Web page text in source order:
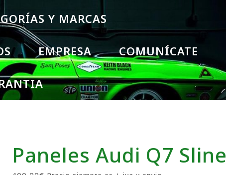
Y MARCAS
EMPRESA COMUNÍCATE
Paneles Audi Q7 Sline